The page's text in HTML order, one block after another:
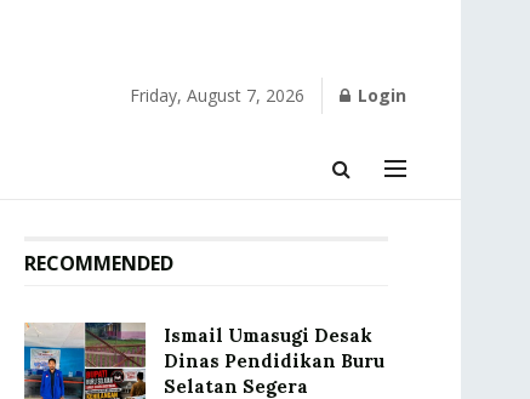
Friday, August 7, 2026 Login
RECOMMENDED
Ismail Umasugi Desak
Dinas Pendidikan Buru
Selatan Segera